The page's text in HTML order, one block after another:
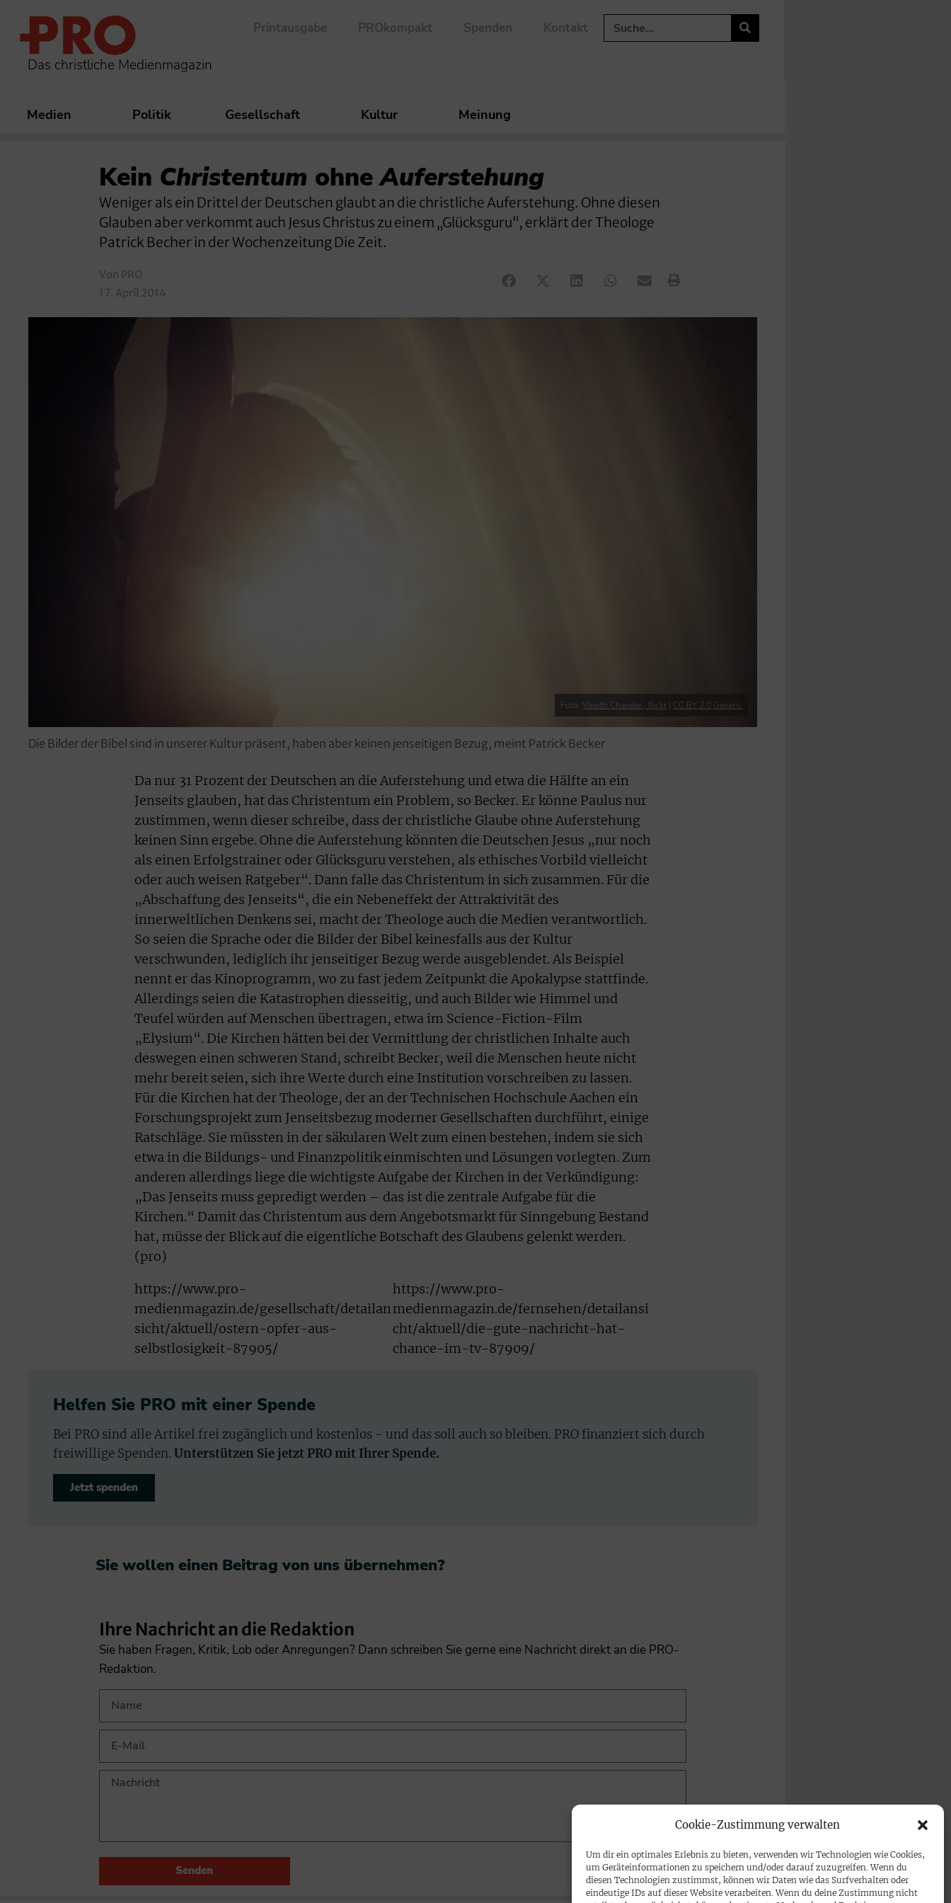
Cookie-Zustimmung verwalten
Um dir ein optimales Erlebnis zu bieten, verwenden wir Technologien wie Cookies,
um Geräteinformationen zu speichern und/oder darauf zuzugreifen. Wenn du
diesen Technologien zustimmst, können wir Daten wie das Surfverhalten oder
eindeutige IDs auf dieser Website verarbeiten. Wenn du deine Zustimmung nicht
Das christliche Medienmagazin
Printausgabe PROkompakt Spenden Kontakt
Medien Politik Gesellschaft Kultur Meinung
Kein Christentum ohneAuferstehung
Weniger als ein Drittel der Deutschen glaubt an die christliche Auferstehung. Ohne diesen
Glauben aber verkommt auch Jesus Christus zu einem „Glücksguru“, erklärt der Theologe
Patrick Becher in der Wochenzeitung Die Zeit.
Von PRO
17. April 2014
Foto:Vinoth Chandar , flickr | CC BY 2.0 Generic
Die Bilder der Bibel sind in unserer Kultur präsent, haben aber keinen jenseitigen Bezug, meint Patrick Becker
Da nur 31 Prozent der Deutschen an die Auferstehung und etwa die Hälfte an ein
Jenseits glauben, hat das Christentum ein Problem, so Becker. Er könne Paulus nur
zustimmen, wenn dieser schreibe, dass der christliche Glaube ohne Auferstehung
keinen Sinn ergebe. Ohne die Auferstehung könnten die Deutschen Jesus „nur noch
als einen Erfolgstrainer oder Glücksguru verstehen, als ethisches Vorbild vielleicht
oder auch weisen Ratgeber“. Dann falle das Christentum in sich zusammen. Für die
„Abschaffung des Jenseits“, die ein Nebeneffekt der Attraktivität des
innerweltlichen Denkens sei, macht der Theologe auch die Medien verantwortlich.
So seien die Sprache oder die Bilder der Bibel keinesfalls aus der Kultur
verschwunden, lediglich ihr jenseitiger Bezug werde ausgeblendet. Als Beispiel
nennt er das Kinoprogramm, wo zu fast jedem Zeitpunkt die Apokalypse stattfinde.
Allerdings seien die Katastrophen diesseitig, und auch Bilder wie Himmel und
Teufel würden auf Menschen übertragen, etwa im Science-Fiction-Film
„Elysium“. Die Kirchen hätten bei der Vermittlung der christlichen Inhalte auch
deswegen einen schweren Stand, schreibt Becker, weil die Menschen heute nicht
mehr bereit seien, sich ihre Werte durch eine Institution vorschreiben zu lassen.
Für die Kirchen hat der Theologe, der an der Technischen Hochschule Aachen ein
Forschungsprojekt zum Jenseitsbezug moderner Gesellschaften durchführt, einige
Ratschläge. Sie müssten in der säkularen Welt zum einen bestehen, indem sie sich
etwa in die Bildungs- und Finanzpolitik einmischten und Lösungen vorlegten. Zum
anderen allerdings liege die wichtigste Aufgabe der Kirchen in der Verkündigung:
„Das Jenseits muss gepredigt werden – das ist die zentrale Aufgabe für die
Kirchen.“ Damit das Christentum aus dem Angebotsmarkt für Sinngebung Bestand
hat, müsse der Blick auf die eigentliche Botschaft des Glaubens gelenkt werden.
(pro)
https://www.pro-
medienmagazin.de/gesellschaft/detailan
sicht/aktuell/ostern-opfer-aus-
selbstlosigkeit-87905/
https://www.pro-
medienmagazin.de/fernsehen/detailansi
cht/aktuell/die-gute-nachricht-hat-
chance-im-tv-87909/
Helfen Sie PRO mit einer Spende
Bei PRO sind alle Artikel frei zugänglich und kostenlos - und das soll auch so bleiben. PRO finanziert sich durch
freiwillige Spenden. Unterstützen Sie jetzt PRO mit Ihrer Spende.
Jetzt spenden
Sie wollen einen Beitrag von uns übernehmen?​
Ihre Nachricht an die Redaktion
Sie haben Fragen, Kritik, Lob oder Anregungen? Dann schreiben Sie gerne eine Nachricht direkt an die PRO-
Redaktion.
Senden